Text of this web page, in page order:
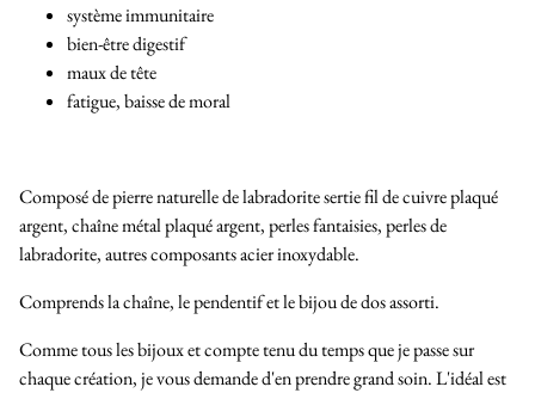
système immunitaire
bien-être digestif
maux de tête
fatigue, baisse de moral
Composé de pierre naturelle de labradorite sertie fil de cuivre plaqué
argent, chaîne métal plaqué argent, perles fantaisies, perles de
labradorite, autres composants acier inoxydable.
Comprends la chaîne, le pendentif et le bijou de dos assorti.
Comme tous les bijoux et compte tenu du temps que je passe sur
chaque création, je vous demande d'en prendre grand soin. L'idéal est